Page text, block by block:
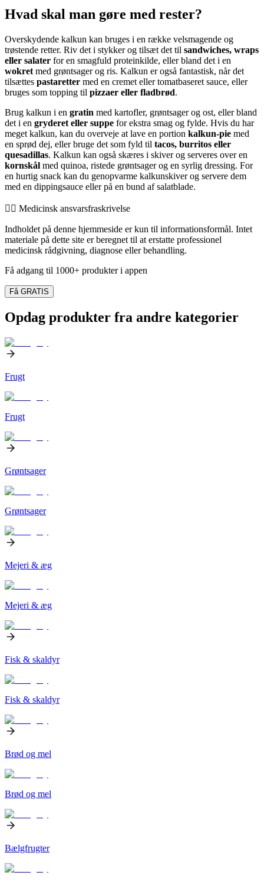
Hvad skal man gøre med rester?
Overskydende kalkun kan bruges i en række velsmagende og
trøstende retter. Riv det i stykker og tilsæt det til sandwiches, wraps
eller salater for en smagfuld proteinkilde, eller bland det i en
wokret med grøntsager og ris. Kalkun er også fantastisk, når det
tilsættes pastaretter med en cremet eller tomatbaseret sauce, eller
bruges som topping til pizzaer eller fladbrød.
Brug kalkun i en gratin med kartofler, grøntsager og ost, eller bland
det i en gryderet eller suppe for ekstra smag og fylde. Hvis du har
meget kalkun, kan du overveje at lave en portion kalkun-pie med
en sprød dej, eller bruge det som fyld til tacos, burritos eller
quesadillas. Kalkun kan også skæres i skiver og serveres over en
kornskål med quinoa, ristede grøntsager og en syrlig dressing. For
en hurtig snack kan du genopvarme kalkunskiver og servere dem
med en dippingsauce eller på en bund af salatblade.
👨‍⚕️️ Medicinsk ansvarsfraskrivelse
Indholdet på denne hjemmeside er kun til informationsformål. Intet
materiale på dette site er beregnet til at erstatte professionel
medicinsk rådgivning, diagnose eller behandling.
Få adgang til 1000+ produkter i appen
Få GRATIS
Opdag produkter fra andre kategorier
Frugt
Frugt
Grøntsager
Grøntsager
Mejeri & æg
Mejeri & æg
Fisk & skaldyr
Fisk & skaldyr
Brød og mel
Brød og mel
Bælgfrugter